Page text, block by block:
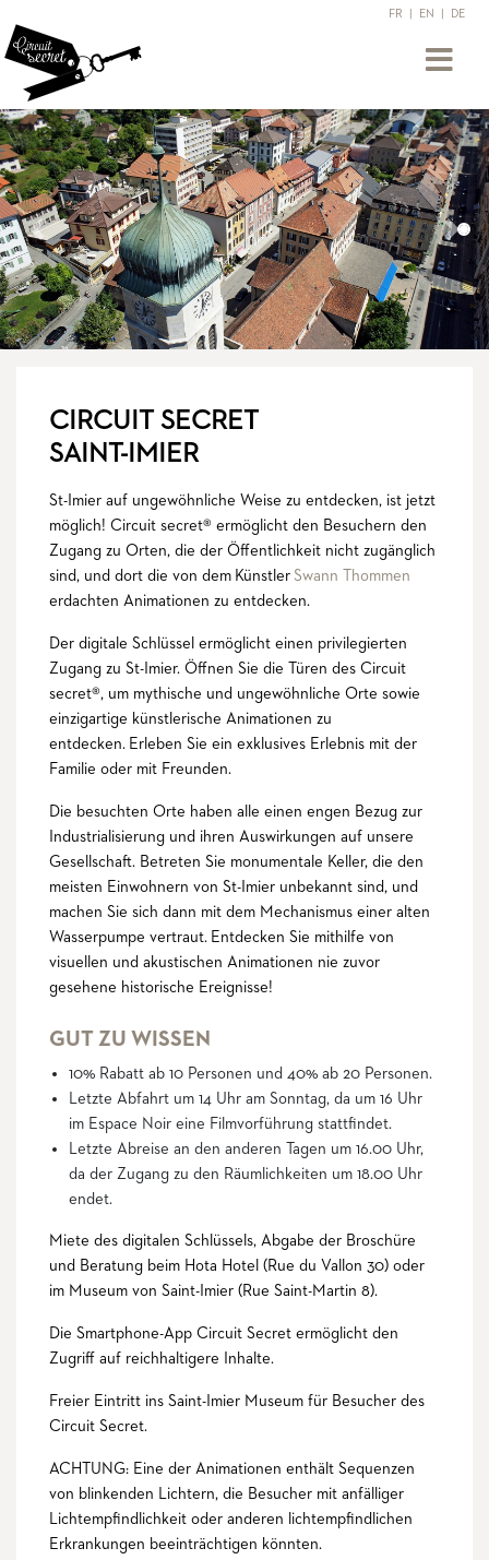
FR EN DE
Précédent
CIRCUIT SECRET
SAINT-IMIER
St-Imier auf ungewöhnliche Weise zu entdecken, ist jetzt
möglich! Circuit secret® ermöglicht den Besuchern den
Zugang zu Orten, die der Öffentlichkeit nicht zugänglich
sind, und dort die von dem Künstler Swann Thommen
erdachten Animationen zu entdecken.
Der digitale Schlüssel ermöglicht einen privilegierten
Zugang zu St-Imier. Öffnen Sie die Türen des Circuit
secret®, um mythische und ungewöhnliche Orte sowie
einzigartige künstlerische Animationen zu
entdecken. Erleben Sie ein exklusives Erlebnis mit der
Familie oder mit Freunden.
Die besuchten Orte haben alle einen engen Bezug zur
Industrialisierung und ihren Auswirkungen auf unsere
Gesellschaft. Betreten Sie monumentale Keller, die den
meisten Einwohnern von St-Imier unbekannt sind, und
machen Sie sich dann mit dem Mechanismus einer alten
Wasserpumpe vertraut. Entdecken Sie mithilfe von
visuellen und akustischen Animationen nie zuvor
gesehene historische Ereignisse!
GUT ZU WISSEN
10% Rabatt ab 10 Personen und 40% ab 20 Personen.
Letzte Abfahrt um 14 Uhr am Sonntag, da um 16 Uhr
im Espace Noir eine Filmvorführung stattfindet.
Letzte Abreise an den anderen Tagen um 16.00 Uhr,
da der Zugang zu den Räumlichkeiten um 18.00 Uhr
endet.
Miete des digitalen Schlüssels, Abgabe der Broschüre
und Beratung beim Hota Hotel (Rue du Vallon 30) oder
im Museum von Saint-Imier (Rue Saint-Martin 8).
Die Smartphone-App Circuit Secret ermöglicht den
Zugriff auf reichhaltigere Inhalte.
Freier Eintritt ins Saint-Imier Museum für Besucher des
Circuit Secret.
ACHTUNG: Eine der Animationen enthält Sequenzen
von blinkenden Lichtern, die Besucher mit anfälliger
Lichtempfindlichkeit oder anderen lichtempfindlichen
Erkrankungen beeinträchtigen könnten.